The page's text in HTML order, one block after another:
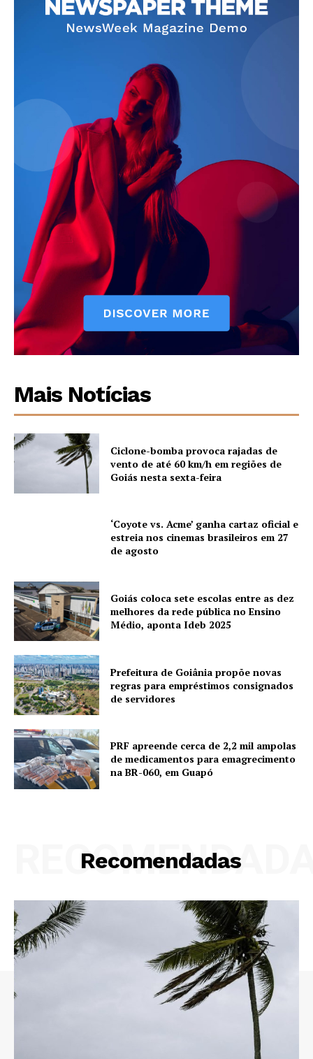
Mais Notícias
Ciclone-bomba provoca rajadas de
vento de até 60 km/h em regiões de
Goiás nesta sexta-feira
‘Coyote vs. Acme’ ganha cartaz oficial e
estreia nos cinemas brasileiros em 27
de agosto
Goiás coloca sete escolas entre as dez
melhores da rede pública no Ensino
Médio, aponta Ideb 2025
Prefeitura de Goiânia propõe novas
regras para empréstimos consignados
de servidores
PRF apreende cerca de 2,2 mil ampolas
de medicamentos para emagrecimento
na BR-060, em Guapó
Recomendadas